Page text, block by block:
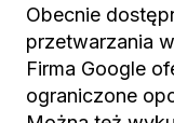
Obecnie
przetwarzania
Firma Google
ograniczone